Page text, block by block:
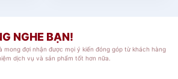
Khỏe[/caption] [caption
align="aligncenter"
NGHE BẠN!
mong đợi nhận được mọi ý kiến đóng góp từ khách hàng
dịch vụ và sản phẩm tốt hơn nữa.